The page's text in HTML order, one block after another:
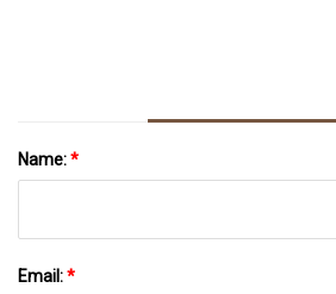
Name:*
Email:*